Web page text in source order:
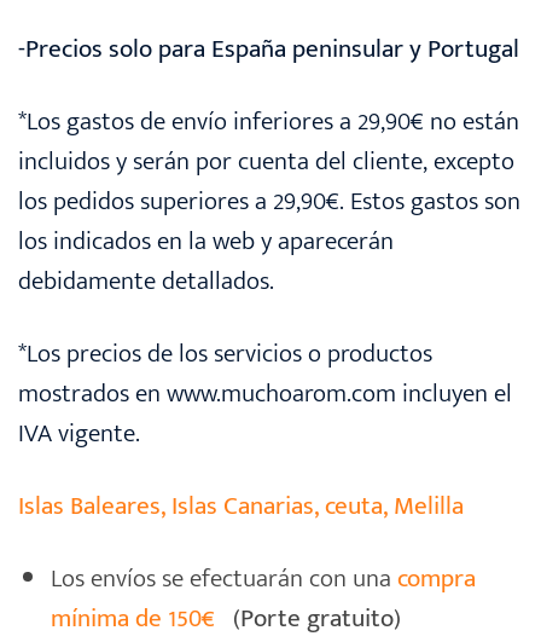
-Precios solo para España peninsular y Portugal
*Los gastos de envío inferiores a 29,90€ no están
incluidos y serán por cuenta del cliente, excepto
los pedidos superiores a 29,90€. Estos gastos son
los indicados en la web y aparecerán
debidamente detallados.
*Los precios de los servicios o productos
mostrados en www.muchoarom.com incluyen el
IVA vigente.
Islas Baleares, Islas Canarias, ceuta, Melilla
Los envíos se efectuarán con unacompra
mínima de 150€ (Porte gratuito)